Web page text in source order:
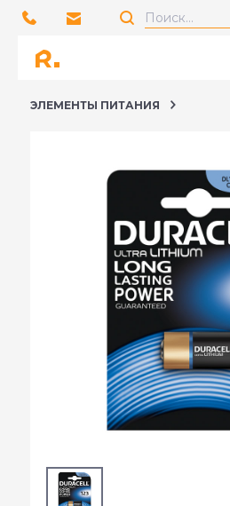
ЭЛЕМЕНТЫ ПИТАНИЯ